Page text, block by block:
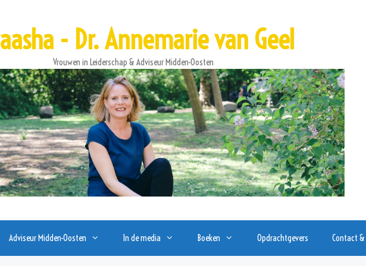
- Dr. Annemarie van Geel
Vrouwen in Leiderschap & Adviseur Midden-Oosten
Adviseur Midden-Oosten In de media Boeken Opdrachtgevers Contact